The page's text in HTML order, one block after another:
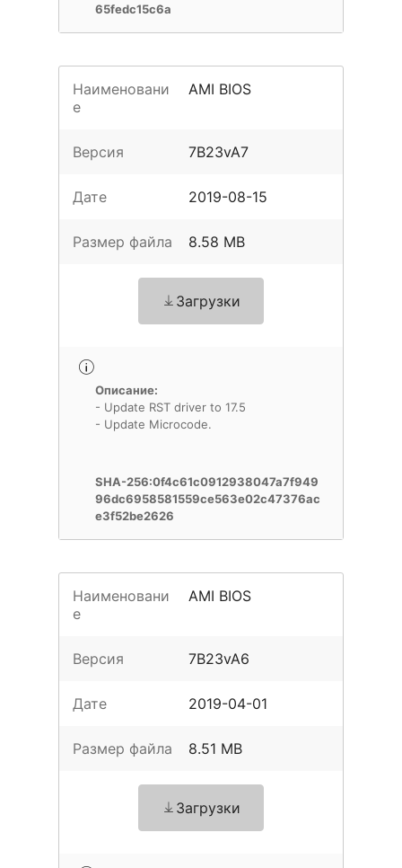
65fedc15c6a
Наименовани
е
AMI BIOS
Версия 7B23vA7
Дате 2019-08-15
Размер файла 8.58 MB
Загрузки
Описание:
- Update RST driver to 17.5
- Update Microcode.
SHA-256:0f4c61c0912938047a7f949
96dc6958581559ce563e02c47376ac
e3f52be2626
Наименовани
е
AMI BIOS
Версия 7B23vA6
Дате 2019-04-01
Размер файла 8.51 MB
Загрузки